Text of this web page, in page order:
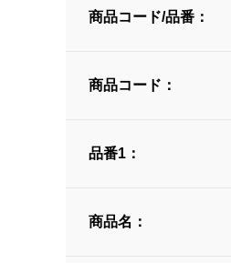
商品コード/品番：
商品コード：
品番1：
商品名：